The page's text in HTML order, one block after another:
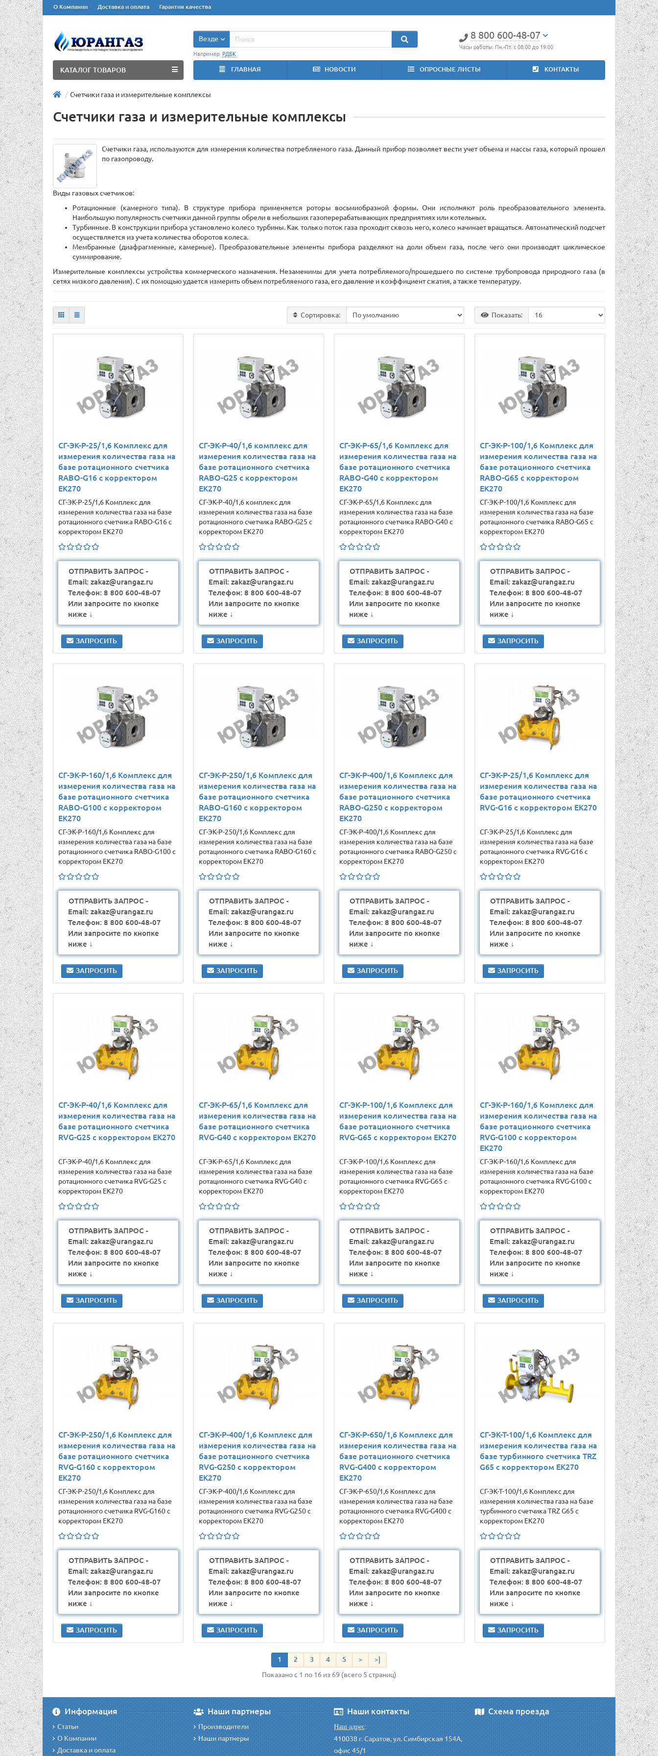
О Компании Доставка и оплата Гарантия качества
8 800 600-48-07
Часы работы: Пн.-Пт. с 08:00 до 19:00
Везде
Например: РДБК
ГЛАВНАЯ НОВОСТИ ОПРОСНЫЕ ЛИСТЫ КОНТАКТЫ
КАТАЛОГ ТОВАРОВ
Счетчики газа и измерительные комплексы
Счетчики газа и измерительные комплексы
Счетчики газа, используются для измерения количества потребляемого газа. Данный прибор позволяет вести учет объема и массы газа, который прошел
по газопроводу.
Виды газовых счетчиков:
Ротационные (камерного типа). В структуре прибора применяется роторы восьмиобразной формы. Они исполняют роль преобразовательного элемента.
Наибольшую популярность счетчики данной группы обрели в небольших газоперерабатывающих предприятиях или котельных.
Турбинные. В конструкции прибора установлено колесо турбины. Как только поток газа проходит сквозь него, колесо начинает вращаться. Автоматический подсчет
осуществляется из учета количества оборотов колеса.
Мембранные (диафрагменные, камерные). Преобразовательные элементы прибора разделяют на доли объем газа, после чего они производят циклическое
суммирование.
Измерительные комплексы устройства коммерческого назначения. Незаменимы для учета потребляемого/прошедшего по системе трубопровода природного газа (в
сетях низкого давления). С их помощью удается измерить объем потребляемого газа, его давление и коэффициент сжатия, а также температуру.
Сортировка: Показать:
СГ-ЭК-Р-25/1,6 Комплекс для
измерения количества газа на
базе ротационного счетчика
RABO-G16 с корректором
ЕК270
СГ-ЭК-Р-25/1,6 Комплекс для
измерения количества газа на базе
ротационного счетчика RABO-G16 с
корректором ЕК270
ОТПРАВИТЬ ЗАПРОС -
Email: zakaz@urangaz.ru
Телефон: 8 800 600-48-07
Или запросите по кнопке
ниже ↓
ЗАПРОСИТЬ
СГ-ЭК-Р-40/1,6 комплекс для
измерения количества газа на
базе ротационного счетчика
RABO-G25 с корректором
ЕК270
СГ-ЭК-Р-40/1,6 комплекс для
измерения количества газа на базе
ротационного счетчика RABO-G25 с
корректором ЕК270
ОТПРАВИТЬ ЗАПРОС -
Email: zakaz@urangaz.ru
Телефон: 8 800 600-48-07
Или запросите по кнопке
ниже ↓
ЗАПРОСИТЬ
СГ-ЭК-Р-65/1,6 Комплекс для
измерения количества газа на
базе ротационного счетчика
RABO-G40 с корректором
ЕК270
СГ-ЭК-Р-65/1,6 Комплекс для
измерения количества газа на базе
ротационного счетчика RABO-G40 с
корректором ЕК270
ОТПРАВИТЬ ЗАПРОС -
Email: zakaz@urangaz.ru
Телефон: 8 800 600-48-07
Или запросите по кнопке
ниже ↓
ЗАПРОСИТЬ
СГ-ЭК-Р-100/1,6 Комплекс для
измерения количества газа на
базе ротационного счетчика
RABO-G65 с корректором
ЕК270
СГ-ЭК-Р-100/1,6 Комплекс для
измерения количества газа на базе
ротационного счетчика RABO-G65 с
корректором ЕК270
ОТПРАВИТЬ ЗАПРОС -
Email: zakaz@urangaz.ru
Телефон: 8 800 600-48-07
Или запросите по кнопке
ниже ↓
ЗАПРОСИТЬ
СГ-ЭК-Р-160/1,6 Комплекс для
измерения количества газа на
базе ротационного счетчика
RABO-G100 с корректором
ЕК270
СГ-ЭК-Р-160/1,6 Комплекс для
измерения количества газа на базе
ротационного счетчика RABO-G100 с
корректором ЕК270
ОТПРАВИТЬ ЗАПРОС -
Email: zakaz@urangaz.ru
Телефон: 8 800 600-48-07
Или запросите по кнопке
ниже ↓
ЗАПРОСИТЬ
СГ-ЭК-Р-250/1,6 Комплекс для
измерения количества газа на
базе ротационного счетчика
RABO-G160 с корректором
ЕК270
СГ-ЭК-Р-250/1,6 Комплекс для
измерения количества газа на базе
ротационного счетчика RABO-G160 с
корректором ЕК270
ОТПРАВИТЬ ЗАПРОС -
Email: zakaz@urangaz.ru
Телефон: 8 800 600-48-07
Или запросите по кнопке
ниже ↓
ЗАПРОСИТЬ
СГ-ЭК-Р-400/1,6 Комплекс для
измерения количества газа на
базе ротационного счетчика
RABO-G250 с корректором
ЕК270
СГ-ЭК-Р-400/1,6 Комплекс для
измерения количества газа на базе
ротационного счетчика RABO-G250 с
корректором ЕК270
ОТПРАВИТЬ ЗАПРОС -
Email: zakaz@urangaz.ru
Телефон: 8 800 600-48-07
Или запросите по кнопке
ниже ↓
ЗАПРОСИТЬ
СГ-ЭК-Р-25/1,6 Комплекс для
измерения количества газа на
базе ротационного счетчика
RVG-G16 с корректором ЕК270
СГ-ЭК-Р-25/1,6 Комплекс для
измерения количества газа на базе
ротационного счетчика RVG-G16 с
корректором ЕК270
ОТПРАВИТЬ ЗАПРОС -
Email: zakaz@urangaz.ru
Телефон: 8 800 600-48-07
Или запросите по кнопке
ниже ↓
ЗАПРОСИТЬ
СГ-ЭК-Р-40/1,6 Комплекс для
измерения количества газа на
базе ротационного счетчика
RVG-G25 с корректором ЕК270
СГ-ЭК-Р-40/1,6 Комплекс для
измерения количества газа на базе
ротационного счетчика RVG-G25 с
корректором ЕК270
ОТПРАВИТЬ ЗАПРОС -
Email: zakaz@urangaz.ru
Телефон: 8 800 600-48-07
Или запросите по кнопке
ниже ↓
ЗАПРОСИТЬ
СГ-ЭК-Р-65/1,6 Комплекс для
измерения количества газа на
базе ротационного счетчика
RVG-G40 с корректором ЕК270
СГ-ЭК-Р-65/1,6 Комплекс для
измерения количества газа на базе
ротационного счетчика RVG-G40 с
корректором ЕК270
ОТПРАВИТЬ ЗАПРОС -
Email: zakaz@urangaz.ru
Телефон: 8 800 600-48-07
Или запросите по кнопке
ниже ↓
ЗАПРОСИТЬ
СГ-ЭК-Р-100/1,6 Комплекс для
измерения количества газа на
базе ротационного счетчика
RVG-G65 с корректором ЕК270
СГ-ЭК-Р-100/1,6 Комплекс для
измерения количества газа на базе
ротационного счетчика RVG-G65 с
корректором ЕК270
ОТПРАВИТЬ ЗАПРОС -
Email: zakaz@urangaz.ru
Телефон: 8 800 600-48-07
Или запросите по кнопке
ниже ↓
ЗАПРОСИТЬ
СГ-ЭК-Р-160/1,6 Комплекс для
измерения количества газа на
базе ротационного счетчика
RVG-G100 с корректором
ЕК270
СГ-ЭК-Р-160/1,6 Комплекс для
измерения количества газа на базе
ротационного счетчика RVG-G100 с
корректором ЕК270
ОТПРАВИТЬ ЗАПРОС -
Email: zakaz@urangaz.ru
Телефон: 8 800 600-48-07
Или запросите по кнопке
ниже ↓
ЗАПРОСИТЬ
СГ-ЭК-Р-250/1,6 Комплекс для
измерения количества газа на
базе ротационного счетчика
RVG-G160 с корректором
ЕК270
СГ-ЭК-Р-250/1,6 Комплекс для
измерения количества газа на базе
ротационного счетчика RVG-G160 с
корректором ЕК270
ОТПРАВИТЬ ЗАПРОС -
Email: zakaz@urangaz.ru
Телефон: 8 800 600-48-07
Или запросите по кнопке
ниже ↓
ЗАПРОСИТЬ
СГ-ЭК-Р-400/1,6 Комплекс для
измерения количества газа на
базе ротационного счетчика
RVG-G250 с корректором
ЕК270
СГ-ЭК-Р-400/1,6 Комплекс для
измерения количества газа на базе
ротационного счетчика RVG-G250 с
корректором ЕК270
ОТПРАВИТЬ ЗАПРОС -
Email: zakaz@urangaz.ru
Телефон: 8 800 600-48-07
Или запросите по кнопке
ниже ↓
ЗАПРОСИТЬ
СГ-ЭК-Р-650/1,6 Комплекс для
измерения количества газа на
базе ротационного счетчика
RVG-G400 с корректором
ЕК270
СГ-ЭК-Р-650/1,6 Комплекс для
измерения количества газа на базе
ротационного счетчика RVG-G400 с
корректором ЕК270
ОТПРАВИТЬ ЗАПРОС -
Email: zakaz@urangaz.ru
Телефон: 8 800 600-48-07
Или запросите по кнопке
ниже ↓
ЗАПРОСИТЬ
СГ-ЭК-Т-100/1,6 Комплекс для
измерения количества газа на
базе турбинного счетчика TRZ
G65 с корректором ЕК270
СГ-ЭК-Т-100/1,6 Комплекс для
измерения количества газа на базе
турбинного счетчика TRZ G65 с
корректором ЕК270
ОТПРАВИТЬ ЗАПРОС -
Email: zakaz@urangaz.ru
Телефон: 8 800 600-48-07
Или запросите по кнопке
ниже ↓
ЗАПРОСИТЬ
1 2 3 4 5 >
>|
Показано с 1 по 16 из 69 (всего 5 страниц)
Информация
Статьи
О Компании
Доставка и оплата
Наши партнеры
Производители
Наши партнеры
Наши контакты
Наш адрес:
410038 г. Саратов, ул. Симбирская 154А,
офис 45/1
Схема проезда